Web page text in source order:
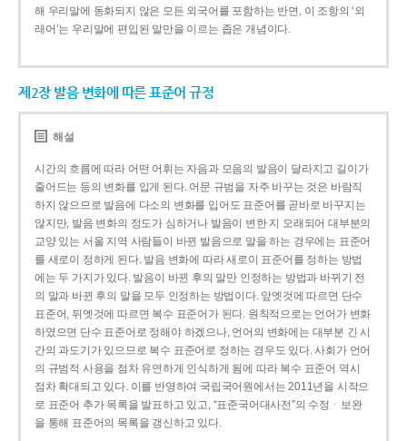
해 우리말에 동화되지 않은 모든 외국어를 포함하는 반면, 이 조항의 ‘외
래어’는 우리말에 편입된 말만을 이르는 좁은 개념이다.
제2장 발음 변화에 따른 표준어 규정
해설
시간의 흐름에 따라 어떤 어휘는 자음과 모음의 발음이 달라지고 길이가
줄어드는 등의 변화를 입게 된다. 어문 규범을 자주 바꾸는 것은 바람직
하지 않으므로 발음에 다소의 변화를 입어도 표준어를 곧바로 바꾸지는
않지만, 발음 변화의 정도가 심하거나 발음이 변한 지 오래되어 대부분의
교양 있는 서울 지역 사람들이 바뀐 발음으로 말을 하는 경우에는 표준어
를 새로이 정하게 된다. 발음 변화에 따라 새로이 표준어를 정하는 방법
에는 두 가지가 있다. 발음이 바뀐 후의 말만 인정하는 방법과 바뀌기 전
의 말과 바뀐 후의 말을 모두 인정하는 방법이다. 앞엣것에 따르면 단수
표준어, 뒤엣것에 따르면 복수 표준어가 된다. 원칙적으로는 언어가 변화
하였으면 단수 표준어로 정해야 하겠으나, 언어의 변화에는 대부분 긴 시
간의 과도기가 있으므로 복수 표준어로 정하는 경우도 있다. 사회가 언어
의 규범적 사용을 점차 유연하게 인식하게 됨에 따라 복수 표준어 역시
점차 확대되고 있다. 이를 반영하여 국립국어원에서는 2011년을 시작으
로 표준어 추가 목록을 발표하고 있고, “표준국어대사전”의 수정ㆍ보완
을 통해 표준어의 목록을 갱신하고 있다.